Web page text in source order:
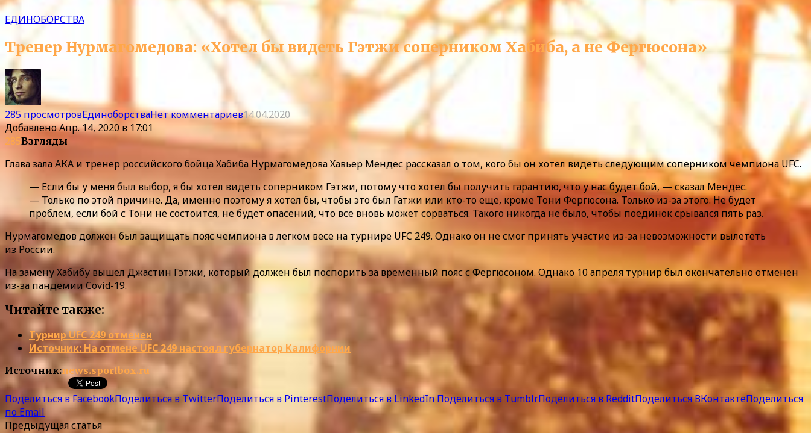
ЕДИНОБОРСТВА
Тренер Нурмагомедова: «Хотел бы видеть Гэтжи соперником Хабиба, а не Фергюсона»
285 просмотровЕдиноборстваНет комментариев14.04.2020
ДобавленоАпр. 14, 2020 в 17:01
285Взгляды
Глава зала АКА и тренер российского бойца Хабиба Нурмагомедова Хавьер Мендес рассказал о том, кого бы он хотел видеть следующим соперником чемпиона UFC.
— Если бы у меня был выбор, я бы хотел видеть соперником Гэтжи, потому что хотел бы получить гарантию, что у нас будет бой, — сказал Мендес.
— Только по этой причине. Да, именно поэтому я хотел бы, чтобы это был Гатжи или кто-то еще, кроме Тони Фергюсона. Только из-за этого. Не будет
проблем, если бой с Тони не состоится, не будет опасений, что все вновь может сорваться. Такого никогда не было, чтобы поединок срывался пять раз.
Нурмагомедов должен был защищать пояс чемпиона в легком весе на турнире UFC 249. Однако он не смог принять участие из-за невозможности вылететь
из России.
На замену Хабибу вышел Джастин Гэтжи, который должен был поспорить за временный пояс с Фергюсоном. Однако 10 апреля турнир был окончательно отменен
из-за пандемии Covid-19.
Читайте также:
Турнир UFC 249 отменен
Источник: На отмене UFC 249 настоял губернатор Калифорнии
Источник:news.sportbox.ru
Поделиться в FacebookПоделиться в TwitterПоделиться в PinterestПоделиться в LinkedIn Поделиться в TumblrПоделиться в RedditПоделиться ВКонтактеПоделиться
по Email
Предыдущая статья